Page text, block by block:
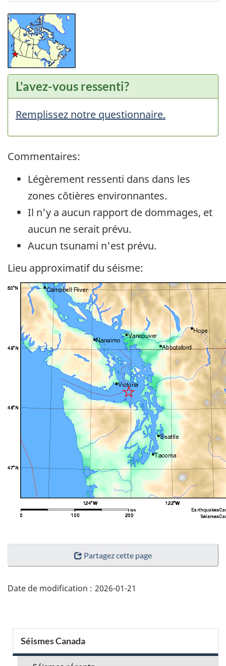
L'avez-vous ressenti?
Remplissez notre questionnaire.
Commentaires:
Légèrement ressenti dans dans les
zones côtières environnantes.
Il n'y a aucun rapport de dommages, et
aucun ne serait prévu.
Aucun tsunami n'est prévu.
Lieu approximatif du séisme:
"Détails
page"
Partagez cette page
Date de modification : 2026-01-21
Menu
de
Séismes Canada